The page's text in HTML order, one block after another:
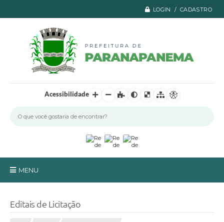
LOGIN / CADASTRO
Acessibilidade
MENU
Editais de Licitação